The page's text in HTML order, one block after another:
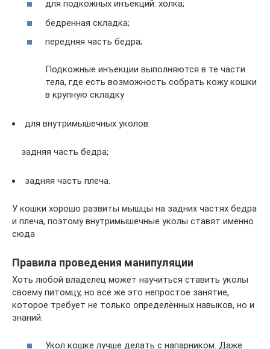
для подкожных инъекций: холка;
бедренная складка;
передняя часть бедра;
Подкожные инъекции выполняются в те части
тела, где есть возможность собрать кожу кошки
в крупную складку
для внутримышечных уколов:
задняя часть бедра;
задняя часть плеча.
У кошки хорошо развиты мышцы на задних частях бедра
и плеча, поэтому внутримышечные уколы ставят именно
сюда
Правила проведения манипуляции
Хоть любой владелец может научиться ставить уколы
своему питомцу, но всё же это непростое занятие,
которое требует не только определённых навыков, но и
знаний:
Укол кошке лучше делать с напарником. Даже